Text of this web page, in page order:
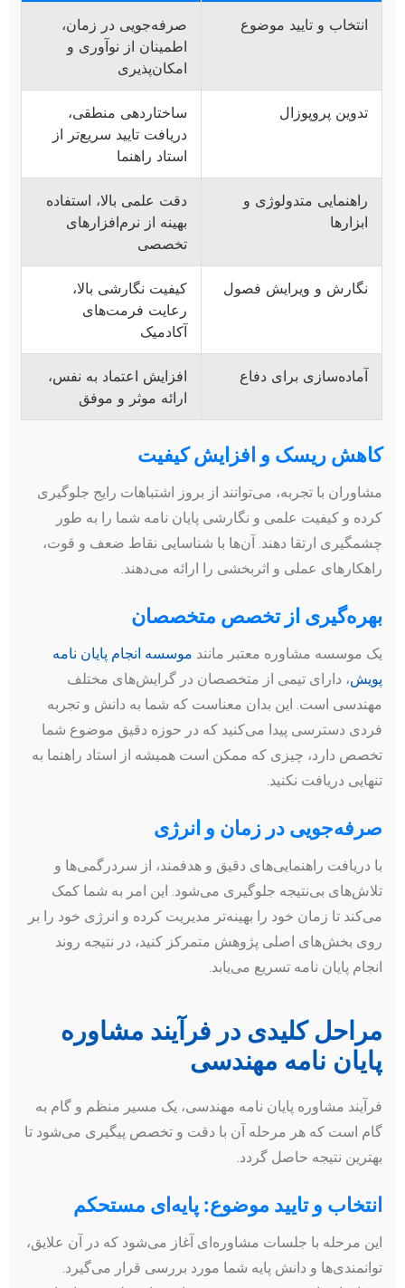
انتخاب و تایید موضوع
صرفه‌جویی در زمان،
اطمینان از نوآوری و
امکان‌پذیری
تدوین پروپوزال
ساختاردهی منطقی،
دریافت تایید سریع‌تر از
استاد راهنما
راهنمایی متدولوژی و
ابزارها
دقت علمی بالا، استفاده
بهینه از نرم‌افزارهای
تخصصی
نگارش و ویرایش فصول
کیفیت نگارشی بالا،
رعایت فرمت‌های
آکادمیک
آماده‌سازی برای دفاع
افزایش اعتماد به نفس،
ارائه موثر و موفق
کاهش ریسک و افزایش کیفیت
مشاوران با تجربه، می‌توانند از بروز اشتباهات رایج جلوگیری
کرده و کیفیت علمی و نگارشی پایان نامه شما را به طور
چشمگیری ارتقا دهند. آن‌ها با شناسایی نقاط ضعف و قوت،
راهکارهای عملی و اثربخشی را ارائه می‌دهند.
بهره‌گیری از تخصص متخصصان
یک موسسه مشاوره معتبر مانند موسسه انجام پایان نامه
پویش، دارای تیمی از متخصصان در گرایش‌های مختلف
مهندسی است. این بدان معناست که شما به دانش و تجربه
فردی دسترسی پیدا می‌کنید که در حوزه دقیق موضوع شما
تخصص دارد، چیزی که ممکن است همیشه از استاد راهنما به
تنهایی دریافت نکنید.
صرفه‌جویی در زمان و انرژی
با دریافت راهنمایی‌های دقیق و هدفمند، از سردرگمی‌ها و
تلاش‌های بی‌نتیجه جلوگیری می‌شود. این امر به شما کمک
می‌کند تا زمان خود را بهینه‌تر مدیریت کرده و انرژی خود را بر
روی بخش‌های اصلی پژوهش متمرکز کنید، در نتیجه روند
انجام پایان نامه تسریع می‌یابد.
مراحل کلیدی در فرآیند مشاوره
پایان نامه مهندسی
فرآیند مشاوره پایان نامه مهندسی، یک مسیر منظم و گام به
گام است که هر مرحله آن با دقت و تخصص پیگیری می‌شود تا
بهترین نتیجه حاصل گردد.
انتخاب و تایید موضوع: پایه‌ای مستحکم
این مرحله با جلسات مشاوره‌ای آغاز می‌شود که در آن علایق،
توانمندی‌ها و دانش پایه شما مورد بررسی قرار می‌گیرد.